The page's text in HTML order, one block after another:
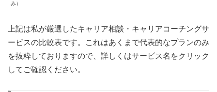
み）
上記は私が厳選したキャリア相談・キャリアコーチングサ
ービスの比較表です。これはあくまで代表的なプランのみ
を抜粋しておりますので、詳しくはサービス名をクリック
してご確認ください。